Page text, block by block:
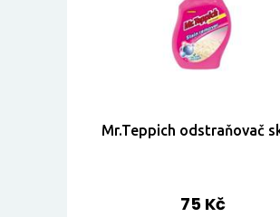
Mr.Teppich odstraňovač
75 Kč